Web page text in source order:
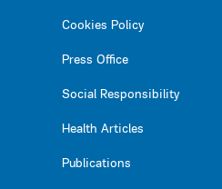
Cookies Policy
Press Office
Social Responsibility
Health Articles
Publications